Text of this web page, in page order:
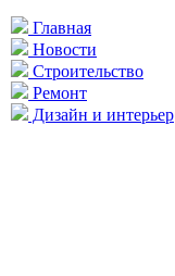
Главная
Новости
Строительство
Ремонт
Дизайн и интерьер